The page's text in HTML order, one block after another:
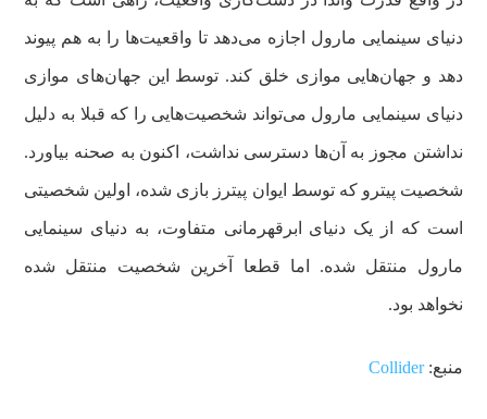
دنیای سینمایی مارول اجازه می‌دهد تا واقعیت‌ها را به هم پیوند
دهد و جهان‌هایی موازی خلق کند. توسط این جهان‌های موازی
دنیای سینمایی مارول می‌تواند شخصیت‌هایی را که قبلا به دلیل
نداشتن مجوز به آن‌ها دسترسی نداشت، اکنون به صحنه بیاورد.
شخصیت پیترو که توسط ایوان پیترز بازی شده، اولین شخصیتی
است که از یک دنیای ابرقهرمانی متفاوت، به دنیای سینمایی
مارول منتقل شده. اما قطعا آخرین شخصیت منتقل شده
نخواهد بود.
منبع:Collider